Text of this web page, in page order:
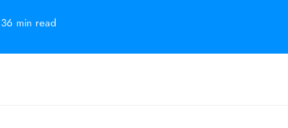
다.
36 min read